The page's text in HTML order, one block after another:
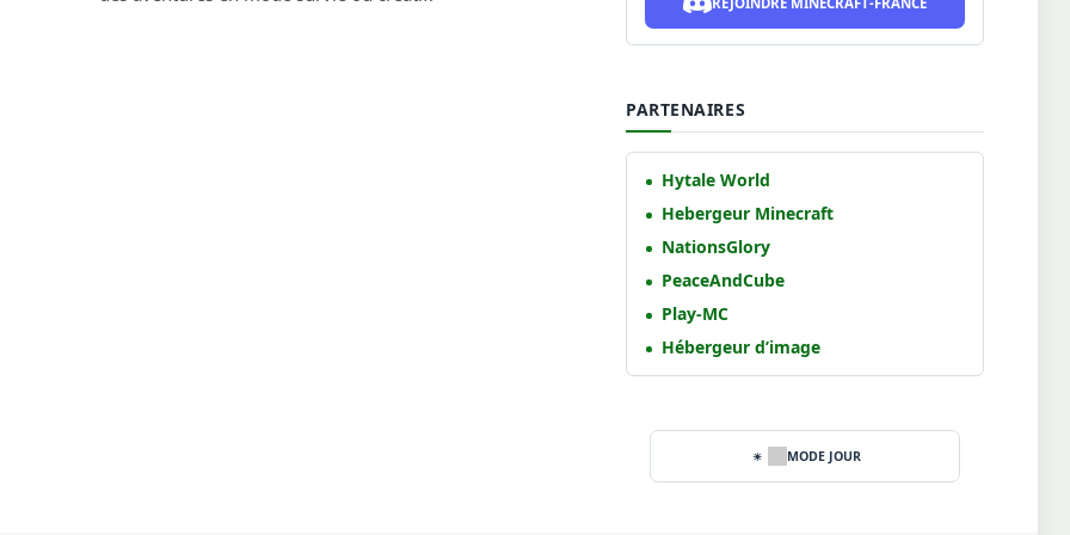
PARTENAIRES
Hytale World
Hebergeur Minecraft
NationsGlory
PeaceAndCube
Play-MC
Hébergeur d’image
MODE JOUR